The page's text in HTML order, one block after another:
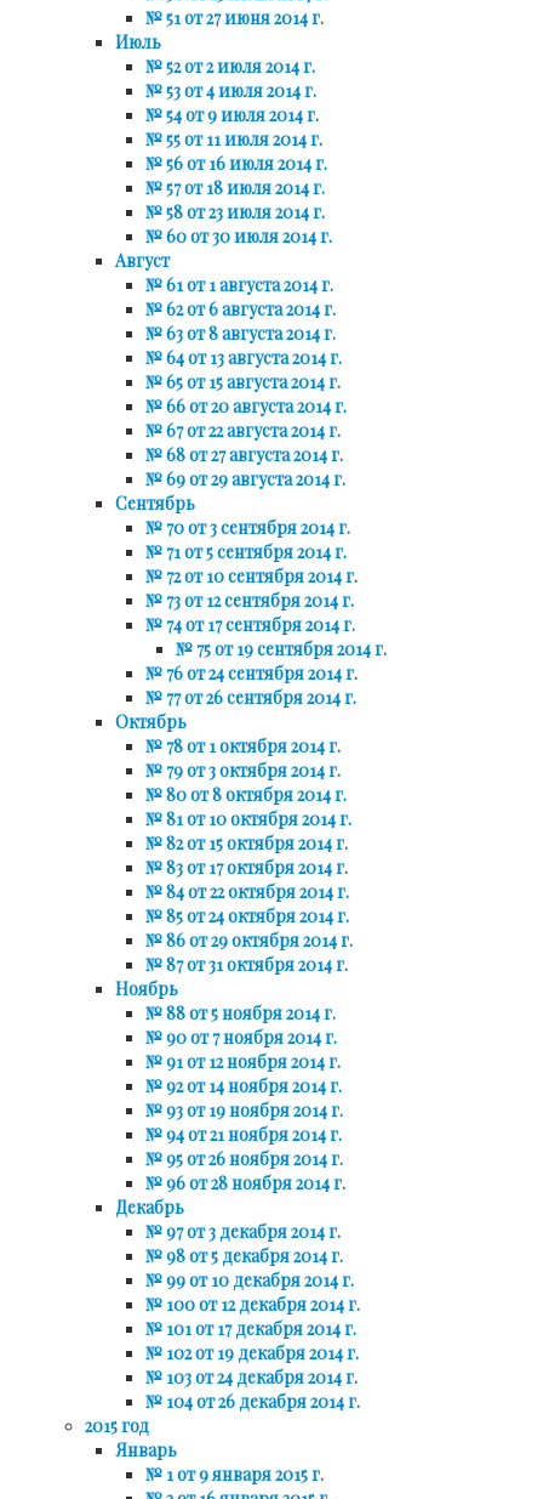
№ 51 от 27 июня 2014 г.
Июль
№ 52 от 2 июля 2014 г.
№ 53 от 4 июля 2014 г.
№ 54 от 9 июля 2014 г.
№ 55 от 11 июля 2014 г.
№ 56 от 16 июля 2014 г.
№ 57 от 18 июля 2014 г.
№ 58 от 23 июля 2014 г.
№ 60 от 30 июля 2014 г.
Август
№ 61 от 1 августа 2014 г.
№ 62 от 6 августа 2014 г.
№ 63 от 8 августа 2014 г.
№ 64 от 13 августа 2014 г.
№ 65 от 15 августа 2014 г.
№ 66 от 20 августа 2014 г.
№ 67 от 22 августа 2014 г.
№ 68 от 27 августа 2014 г.
№ 69 от 29 августа 2014 г.
Сентябрь
№ 70 от 3 сентября 2014 г.
№ 71 от 5 сентября 2014 г.
№ 72 от 10 сентября 2014 г.
№ 73 от 12 сентября 2014 г.
№ 74 от 17 сентября 2014 г.
№ 75 от 19 сентября 2014 г.
№ 76 от 24 сентября 2014 г.
№ 77 от 26 сентября 2014 г.
Октябрь
№ 78 от 1 октября 2014 г.
№ 79 от 3 октября 2014 г.
№ 80 от 8 октября 2014 г.
№ 81 от 10 октября 2014 г.
№ 82 от 15 октября 2014 г.
№ 83 от 17 октября 2014 г.
№ 84 от 22 октября 2014 г.
№ 85 от 24 октября 2014 г.
№ 86 от 29 октября 2014 г.
№ 87 от 31 октября 2014 г.
Ноябрь
№ 88 от 5 ноября 2014 г.
№ 90 от 7 ноября 2014 г.
№ 91 от 12 ноября 2014 г.
№ 92 от 14 ноября 2014 г.
№ 93 от 19 ноября 2014 г.
№ 94 от 21 ноября 2014 г.
№ 95 от 26 ноября 2014 г.
№ 96 от 28 ноября 2014 г.
Декабрь
№ 97 от 3 декабря 2014 г.
№ 98 от 5 декабря 2014 г.
№ 99 от 10 декабря 2014 г.
№ 100 от 12 декабря 2014 г.
№ 101 от 17 декабря 2014 г.
№ 102 от 19 декабря 2014 г.
№ 103 от 24 декабря 2014 г.
№ 104 от 26 декабря 2014 г.
2015 год
Январь
№ 1 от 9 января 2015 г.